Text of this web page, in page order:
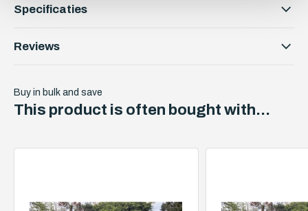
Specificaties
Reviews
Buy in bulk and save
This product is often bought with...